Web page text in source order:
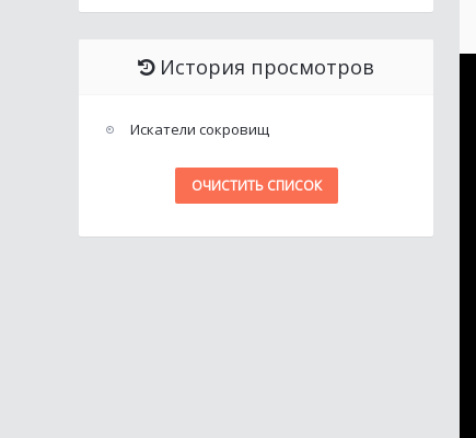
История просмотров
Искатели сокровищ
ОЧИСТИТЬ СПИСОК